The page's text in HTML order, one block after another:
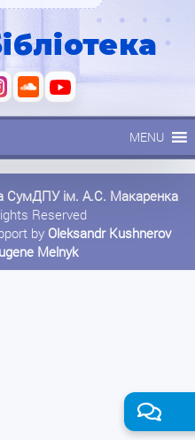
MENU
СумДПУ ім. А.С. Макаренка
Reserved
by Oleksandr Kushnerov
Melnyk